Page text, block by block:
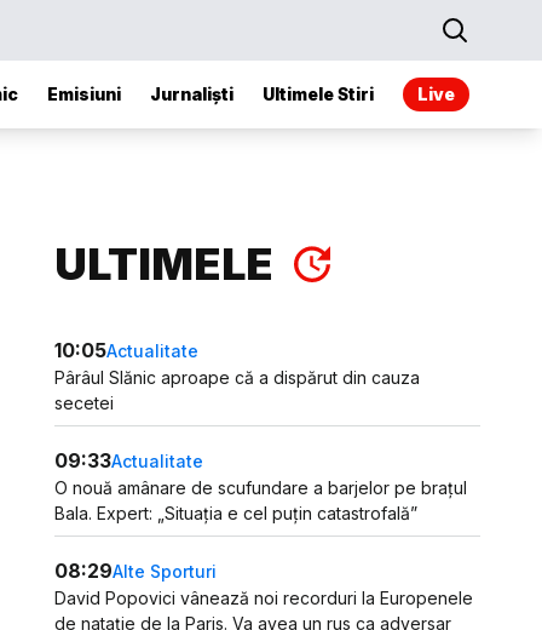
Emisiuni Jurnaliști Ultimele Stiri Live
ULTIMELE
10:05Actualitate
Pârâul Slănic aproape că a dispărut din cauza
secetei
09:33Actualitate
O nouă amânare de scufundare a barjelor pe brațul
Bala. Expert: „Situația e cel puțin catastrofală”
08:29Alte Sporturi
David Popovici vânează noi recorduri la Europenele
de natație de la Paris. Va avea un rus ca adversar